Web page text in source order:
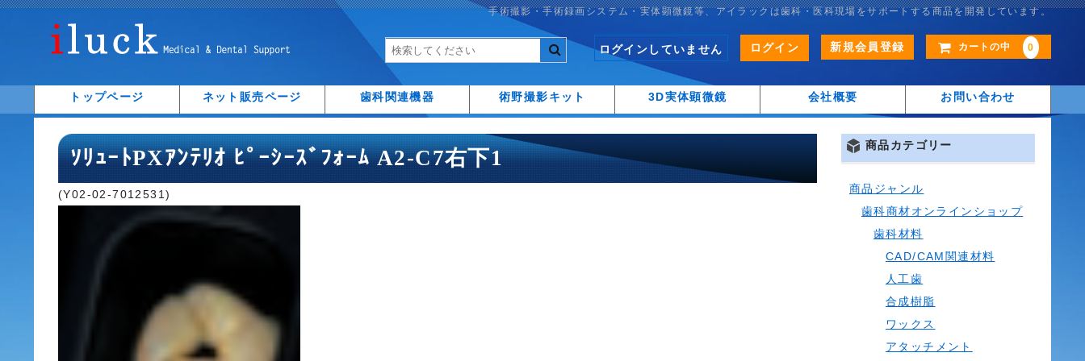
手術撮影・手術録画システム・実体顕微鏡等、アイラックは歯科・医科現場をサポートする商品を開発しています。
カートの中 0
ログインしていません ログイン 新規会員登録
トップページ ネット販売ページ 歯科関連機器 術野撮影キット 3D実体顕微鏡 会社概要 お問い合わせ
ｿﾘｭｰﾄPXｱﾝﾃﾘｵ ﾋﾟｰｼｰｽﾞﾌｫｰﾑ A2-C7右下1
(Y02-02-7012531)
商品カテゴリー
商品ジャンル
歯科商材オンラインショップ
歯科材料
CAD/CAM関連材料
人工歯
合成樹脂
ワックス
アタッチメント